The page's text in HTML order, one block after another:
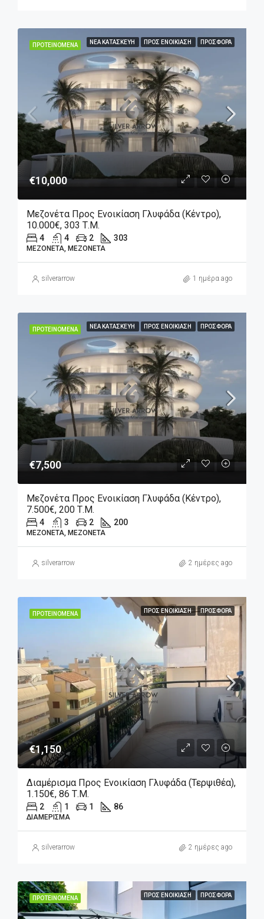
ΠΡΟΤΕΙΝΌΜΕΝΑ ΝΈΑ ΚΑΤΑΣΚΕΥΉ ΠΡΟΣ ΕΝΟΙΚΊΑΣΗ ΠΡΟΣΦΟΡΆ
€10,000
Μεζονέτα Προς Ενοικίαση Γλυφάδα (Κέντρο),
10.000€, 303 Τ.μ.
4 4 2 303
ΜΕΖΟΝΈΤΑ, ΜΕΖΟΝΈΤΑ
silverarrow 1 ημέρα ago
ΠΡΟΤΕΙΝΌΜΕΝΑ ΝΈΑ ΚΑΤΑΣΚΕΥΉ ΠΡΟΣ ΕΝΟΙΚΊΑΣΗ ΠΡΟΣΦΟΡΆ
€7,500
Μεζονέτα Προς Ενοικίαση Γλυφάδα (Κέντρο),
7.500€, 200 Τ.μ.
4 3 2 200
ΜΕΖΟΝΈΤΑ, ΜΕΖΟΝΈΤΑ
silverarrow 2 ημέρες ago
ΠΡΟΤΕΙΝΌΜΕΝΑ ΠΡΟΣ ΕΝΟΙΚΊΑΣΗ ΠΡΟΣΦΟΡΆ
€1,150
Διαμέρισμα Προς Ενοικίαση Γλυφάδα (Τερψιθέα),
1.150€, 86 Τ.μ.
2 1 1 86
ΔΙΑΜΈΡΙΣΜΑ
silverarrow 2 ημέρες ago
ΠΡΟΤΕΙΝΌΜΕΝΑ ΠΡΟΣ ΕΝΟΙΚΊΑΣΗ ΠΡΟΣΦΟΡΆ